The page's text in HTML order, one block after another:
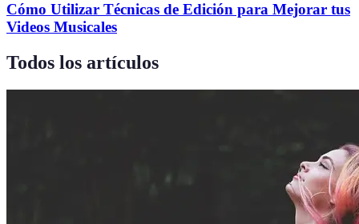
Cómo Utilizar Técnicas de Edición para Mejorar tus
Videos Musicales
Todos los artículos